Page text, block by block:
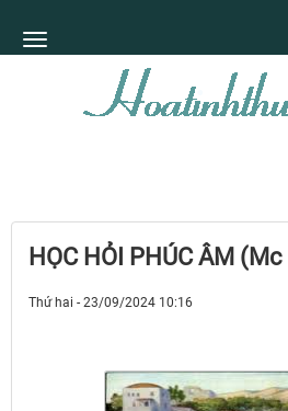
HỌC HỎI PHÚC ÂM
Thứ hai - 23/09/2024 10:16